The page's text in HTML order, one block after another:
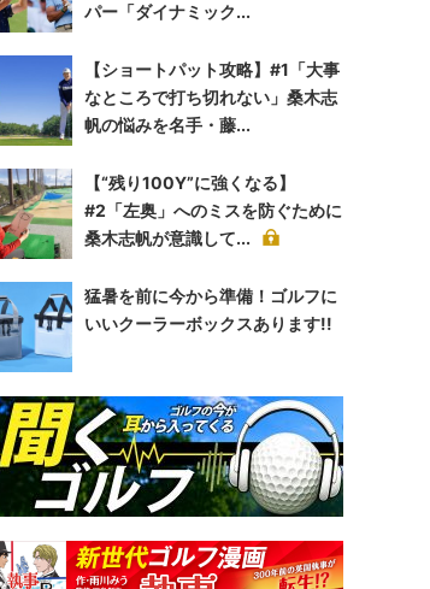
パー「ダイナミック...
【ショートパット攻略】#1「大事
なところで打ち切れない」桑木志
帆の悩みを名手・藤...
【“残り100Y”に強くなる】
#2「左奥」へのミスを防ぐために
桑木志帆が意識して...
猛暑を前に今から準備！ゴルフに
いいクーラーボックスあります!!